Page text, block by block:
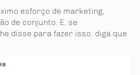
esforço de marketing,
de conjunto. E, se
disse para fazer isso, diga que